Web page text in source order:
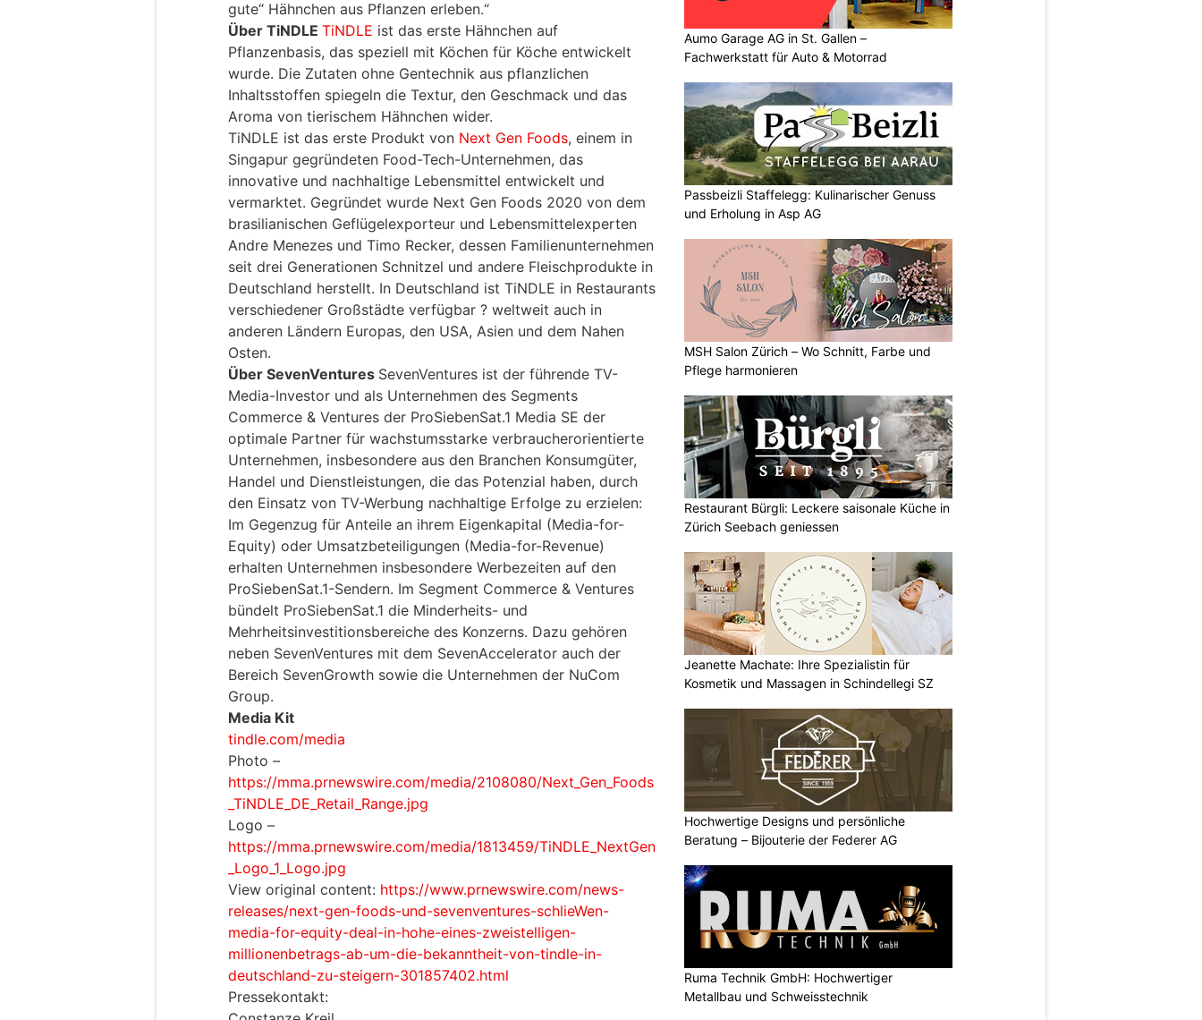
gute“ Hähnchen aus Pflanzen erleben.“
Über TiNDLE TiNDLE ist das erste Hähnchen auf
Pflanzenbasis, das speziell mit Köchen für Köche entwickelt
wurde. Die Zutaten ohne Gentechnik aus pflanzlichen
Inhaltsstoffen spiegeln die Textur, den Geschmack und das
Aroma von tierischem Hähnchen wider.
TiNDLE ist das erste Produkt von Next Gen Foods, einem in
Singapur gegründeten Food-Tech-Unternehmen, das
innovative und nachhaltige Lebensmittel entwickelt und
vermarktet. Gegründet wurde Next Gen Foods 2020 von dem
brasilianischen Geflügelexporteur und Lebensmittelexperten
Andre Menezes und Timo Recker, dessen Familienunternehmen
seit drei Generationen Schnitzel und andere Fleischprodukte in
Deutschland herstellt. In Deutschland ist TiNDLE in Restaurants
verschiedener Großstädte verfügbar ? weltweit auch in
anderen Ländern Europas, den USA, Asien und dem Nahen
Osten.
Über SevenVentures SevenVentures ist der führende TV-
Media-Investor und als Unternehmen des Segments
Commerce & Ventures der ProSiebenSat.1 Media SE der
optimale Partner für wachstumsstarke verbraucherorientierte
Unternehmen, insbesondere aus den Branchen Konsumgüter,
Handel und Dienstleistungen, die das Potenzial haben, durch
den Einsatz von TV-Werbung nachhaltige Erfolge zu erzielen:
Im Gegenzug für Anteile an ihrem Eigenkapital (Media-for-
Equity) oder Umsatzbeteiligungen (Media-for-Revenue)
erhalten Unternehmen insbesondere Werbezeiten auf den
ProSiebenSat.1-Sendern. Im Segment Commerce & Ventures
bündelt ProSiebenSat.1 die Minderheits- und
Mehrheitsinvestitionsbereiche des Konzerns. Dazu gehören
neben SevenVentures mit dem SevenAccelerator auch der
Bereich SevenGrowth sowie die Unternehmen der NuCom
Group.
Media Kit
tindle.com/media
Photo –
https://mma.prnewswire.com/media/2108080/Next_Gen_Foods
_TiNDLE_DE_Retail_Range.jpg
Logo –
https://mma.prnewswire.com/media/1813459/TiNDLE_NextGen
_Logo_1_Logo.jpg
View original content: https://www.prnewswire.com/news-
releases/next-gen-foods-und-sevenventures-schlieWen-
media-for-equity-deal-in-hohe-eines-zweistelligen-
millionenbetrags-ab-um-die-bekanntheit-von-tindle-in-
deutschland-zu-steigern-301857402.html
Pressekontakt:
Aumo Garage AG in St. Gallen –
Fachwerkstatt für Auto & Motorrad
Passbeizli Staffelegg: Kulinarischer Genuss
und Erholung in Asp AG
MSH Salon Zürich – Wo Schnitt, Farbe und
Pflege harmonieren
Restaurant Bürgli: Leckere saisonale Küche in
Zürich Seebach geniessen
Jeanette Machate: Ihre Spezialistin für
Kosmetik und Massagen in Schindellegi SZ
Hochwertige Designs und persönliche
Beratung – Bijouterie der Federer AG
Ruma Technik GmbH: Hochwertiger
Metallbau und Schweisstechnik